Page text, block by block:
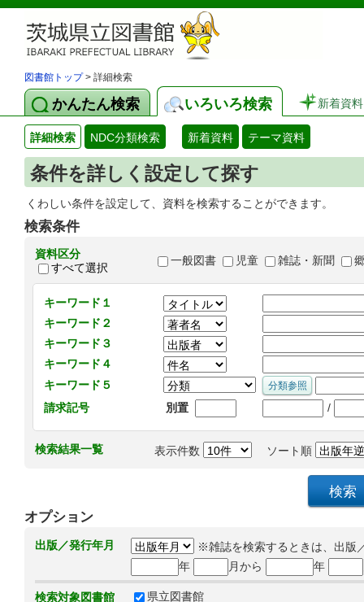
図書館トップ> 詳細検索
かんたん検索 いろいろ検索 新着資料
詳細検索 NDC分類検索 新着資料 テーマ資料
条件を詳しく設定して探す
くわしい条件を設定して、資料を検索することができます。
検索条件
資料区分
すべて選択
一般図書 児童 雑誌・新聞
キーワード１
キーワード２
キーワード３
キーワード４
キーワード５
請求記号
別置 /
検索結果一覧 表示件数 ソート順
オプション
出版／発行年月
※雑誌を検索するときは、出版
年
月から 年
検索対象図書館 県立図書館